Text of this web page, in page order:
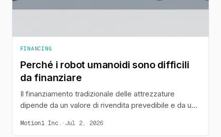
FINANCING
Perché i robot umanoidi sono difficili
da finanziare
Il finanziamento tradizionale delle attrezzature
dipende da un valore di rivendita prevedibile e da un
infrangono entrambe queste premesse, motivo per
Motion1 Inc. · Jul 2, 2026